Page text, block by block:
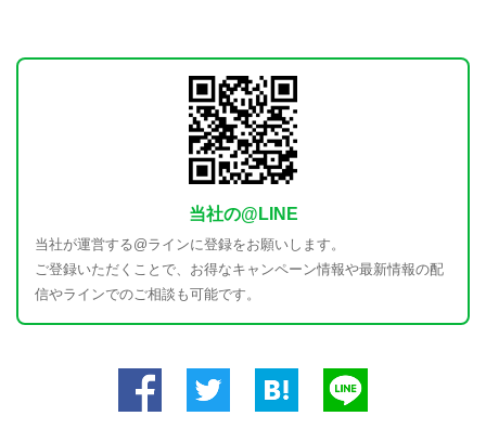
当社の@LINE
当社が運営する@ラインに登録をお願いします。
ご登録いただくことで、お得なキャンペーン情報や最新情報の配
信やラインでのご相談も可能です。